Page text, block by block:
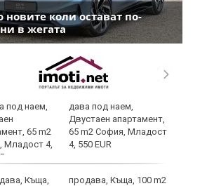
новите коли остават по-
в жегата
дава под наем,
Двустаен апартамент,
65 m2 София, Младост
4, 550 EUR
продава, Къща, 100 m2